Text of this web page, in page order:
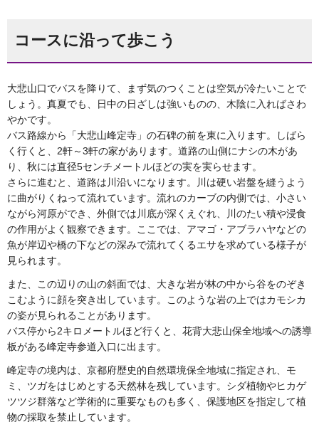
コースに沿って歩こう
大悲山口でバスを降りて、まず気のつくことは空気が冷たいことで
しょう。真夏でも、日中の日ざしは強いものの、木陰に入ればさわ
やかです。
バス路線から「大悲山峰定寺」の石碑の前を東に入ります。しばら
く行くと、2軒～3軒の家があります。道路の山側にナシの木があ
り、秋には直径5センチメートルほどの実を実らせます。
さらに進むと、道路は川沿いになります。川は硬い岩盤を縫うよう
に曲がりくねって流れています。流れのカーブの内側では、小さい
ながら河原ができ、外側では川底が深くえぐれ、川のたい積や浸食
の作用がよく観察できます。ここでは、アマゴ・アブラハヤなどの
魚が岸辺や橋の下などの深みで流れてくるエサを求めている様子が
見られます。
また、この辺りの山の斜面では、大きな岩が林の中から谷をのぞき
こむように顔を突き出しています。このような岩の上ではカモシカ
の姿が見られることがあります。
バス停から2キロメートルほど行くと、花背大悲山保全地域への誘導
板がある峰定寺参道入口に出ます。
峰定寺の境内は、京都府歴史的自然環境保全地域に指定され、モ
ミ、ツガをはじめとする天然林を残しています。シダ植物やヒカゲ
ツツジ群落など学術的に重要なものも多く、保護地区を指定して植
物の採取を禁止しています。